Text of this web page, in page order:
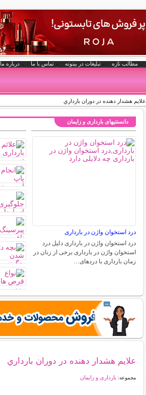
مطالب تازه تبلیغات در بیتوته تماس با ما درباره ما
علايم هشدار دهنده در دوران بارداري
دانستنیهای بارداری و زایمان
درد استخوان واژن در بارداری
درد استخوان واژن در بارداری دلیل درد
استخوان واژن در بارداری برخی از زنان در
زمان بارداری با دردهای…
علايم هشدار دهنده در دوران بارداري
مجموعه: بارداری و زایمان